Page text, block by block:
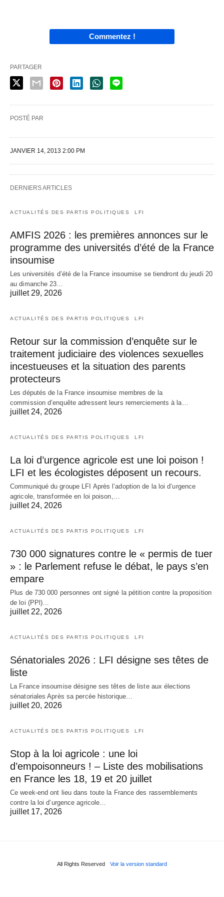
Commentez !
PARTAGER
POSTÉ PAR
JANVIER 14, 2013 2:00 PM
DERNIERS ARTICLES
ACTUALITÉS DES PARTIS POLITIQUES LFI
AMFIS 2026 : les premières annonces sur le
programme des universités d’été de la France
insoumise
Les universités d’été de la France insoumise se tiendront du jeudi 20
au dimanche 23…
juillet 29, 2026
ACTUALITÉS DES PARTIS POLITIQUES LFI
Retour sur la commission d’enquête sur le
traitement judiciaire des violences sexuelles
incestueuses et la situation des parents
protecteurs
Les députés de la France insoumise membres de la
commission d’enquête adressent leurs remerciements à la…
juillet 24, 2026
ACTUALITÉS DES PARTIS POLITIQUES LFI
La loi d’urgence agricole est une loi poison !
LFI et les écologistes déposent un recours.
Communiqué du groupe LFI Après l’adoption de la loi d’urgence
agricole, transformée en loi poison,…
juillet 24, 2026
ACTUALITÉS DES PARTIS POLITIQUES LFI
730 000 signatures contre le « permis de tuer
» : le Parlement refuse le débat, le pays s’en
empare
Plus de 730 000 personnes ont signé la pétition contre la proposition
de loi (PPl)…
juillet 22, 2026
ACTUALITÉS DES PARTIS POLITIQUES LFI
Sénatoriales 2026 : LFI désigne ses têtes de
liste
La France insoumise désigne ses têtes de liste aux élections
sénatoriales Après sa percée historique…
juillet 20, 2026
ACTUALITÉS DES PARTIS POLITIQUES LFI
Stop à la loi agricole : une loi
d’empoisonneurs ! – Liste des mobilisations
en France les 18, 19 et 20 juillet
Ce week-end ont lieu dans toute la France des rassemblements
contre la loi d’urgence agricole…
juillet 17, 2026
All Rights Reserved Voir la version standard